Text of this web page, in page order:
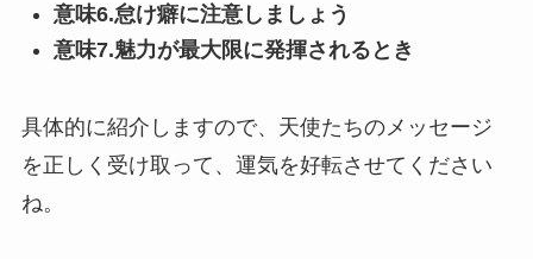
意味6.怠け癖に注意しましょう
意味7.魅力が最大限に発揮されるとき
具体的に紹介しますので、天使たちのメッセージ
を正しく受け取って、運気を好転させてください
ね。